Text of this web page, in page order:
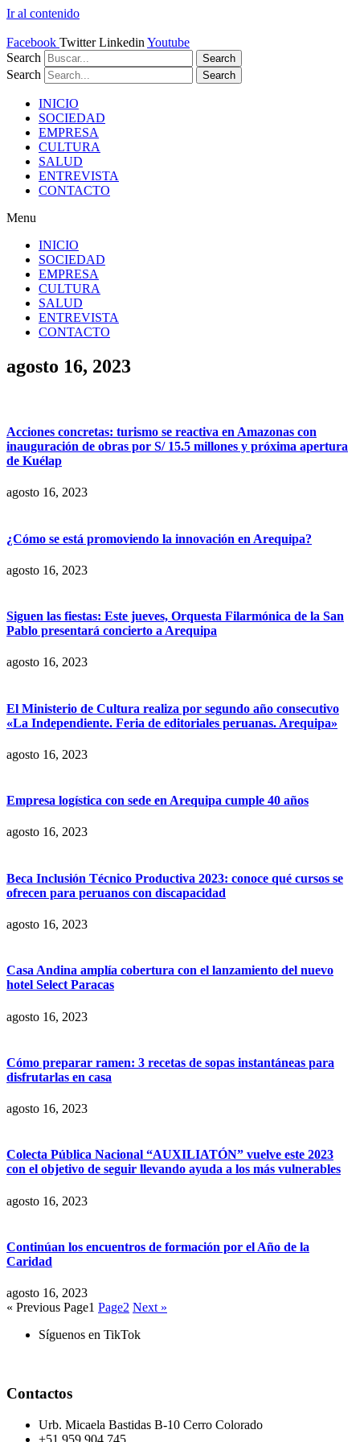
Ir al contenido
Facebook Twitter Linkedin Youtube
Search
Search
Search Search
INICIO
SOCIEDAD
EMPRESA
CULTURA
SALUD
ENTREVISTA
CONTACTO
Menu
INICIO
SOCIEDAD
EMPRESA
CULTURA
SALUD
ENTREVISTA
CONTACTO
agosto 16, 2023
Acciones concretas: turismo se reactiva en Amazonas con
inauguración de obras por S/ 15.5 millones y próxima apertura
de Kuélap
agosto 16, 2023
¿Cómo se está promoviendo la innovación en Arequipa?
agosto 16, 2023
Siguen las fiestas: Este jueves, Orquesta Filarmónica de la San
Pablo presentará concierto a Arequipa
agosto 16, 2023
El Ministerio de Cultura realiza por segundo año consecutivo
«La Independiente. Feria de editoriales peruanas. Arequipa»
agosto 16, 2023
Empresa logística con sede en Arequipa cumple 40 años
agosto 16, 2023
Beca Inclusión Técnico Productiva 2023: conoce qué cursos se
ofrecen para peruanos con discapacidad
agosto 16, 2023
Casa Andina amplía cobertura con el lanzamiento del nuevo
hotel Select Paracas
agosto 16, 2023
Cómo preparar ramen: 3 recetas de sopas instantáneas para
disfrutarlas en casa
agosto 16, 2023
Colecta Pública Nacional “AUXILIATÓN” vuelve este 2023
con el objetivo de seguir llevando ayuda a los más vulnerables
agosto 16, 2023
Continúan los encuentros de formación por el Año de la
Caridad
agosto 16, 2023
« Previous Page1 Page2 Next »
Síguenos en TikTok
Contactos
Urb. Micaela Bastidas B-10 Cerro Colorado
+51 959 904 745